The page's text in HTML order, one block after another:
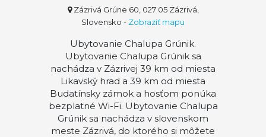
Zázrivá Grúne 60, 027 05 Zázrivá,
Slovensko - Zobraziť mapu
Ubytovanie Chalupa Grúnik.
Ubytovanie Chalupa Grúnik sa
nachádza v Zázrivej 39 km od miesta
Likavský hrad a 39 km od miesta
Budatínsky zámok a hosťom ponúka
bezplatné Wi-Fi. Ubytovanie Chalupa
Grúnik sa nachádza v slovenskom
meste Zázrivá, do ktorého si môžete